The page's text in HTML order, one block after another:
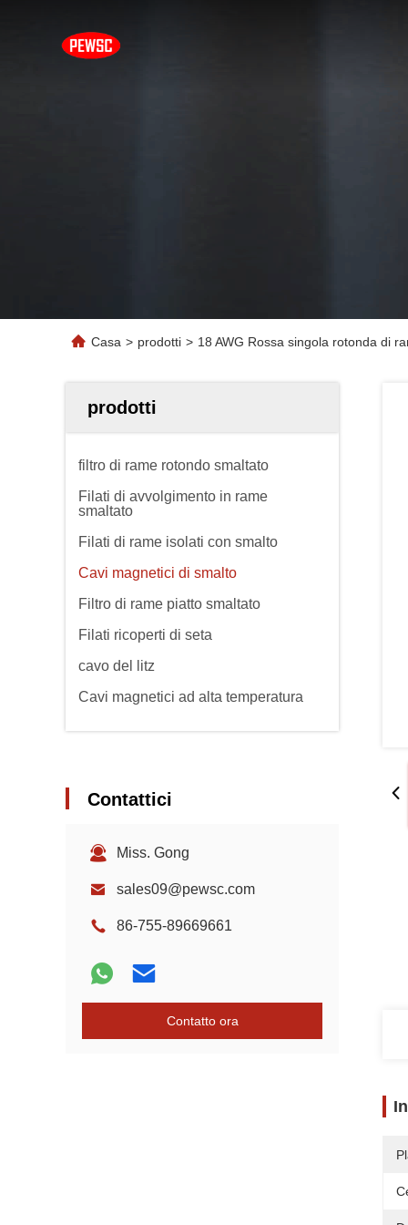
Casa > prodotti > 18 AWG Rossa singola rotonda di
prodotti
filtro di rame rotondo smaltato
Filati di avvolgimento in rame
smaltato
Filati di rame isolati con smalto
Cavi magnetici di smalto
Filtro di rame piatto smaltato
Filati ricoperti di seta
cavo del litz
Cavi magnetici ad alta temperatura
Contattici
Miss. Gong
sales09@pewsc.com
86-755-89669661
Contatto ora